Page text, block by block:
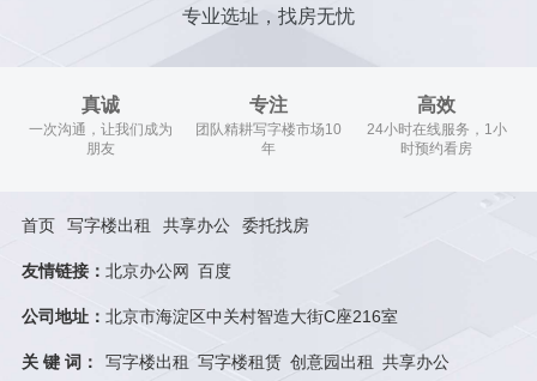
专业选址，找房无忧
真诚
一次沟通，让我们成为
朋友
专注
团队精耕写字楼市场10
年
高效
24小时在线服务，1小
时预约看房
首页 写字楼出租 共享办公 委托找房
友情链接： 北京办公网 百度
公司地址： 北京市海淀区中关村智造大街C座216室
关 键 词： 写字楼出租 写字楼租赁 创意园出租 共享办公